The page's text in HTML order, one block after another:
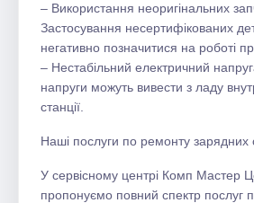
– Використання неоригінальних
Застосування несертифікованих
негативно позначитися на роботі
– Нестабільний електричний
напруги можуть вивести з ладу
станції.
Наші послуги по ремонту зарядних
У сервісному центрі Комп Мастер
пропонуємо повний спектр послуг